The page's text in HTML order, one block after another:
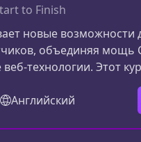
to Finish
новые возможности
объединяя мощь
Этот
в платформе от основ
ее реальные
Blazor в
узнаете в этом
Английский